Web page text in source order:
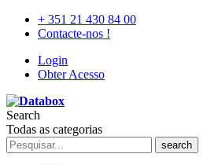
+ 351 21 430 84 00
Contacte-nos !
Login
Obter Acesso
Search
Todas as categorias
search